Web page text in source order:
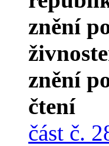
znění
znění
čtení
část č.